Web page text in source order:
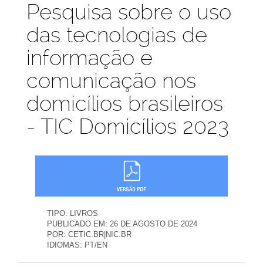
Pesquisa sobre o uso
das tecnologias de
informação e
comunicação nos
domicílios brasileiros
- TIC Domicílios 2023
TIPO: LIVROS
PUBLICADO EM: 26 DE AGOSTO DE 2024
POR: CETIC.BR|NIC.BR
IDIOMAS: PT/EN